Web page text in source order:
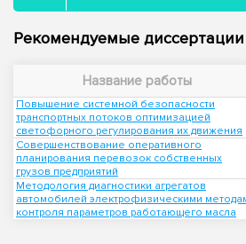
Рекомендуемые
Название работы
Повышение системной безопасности
транспортных потоков оптимизацией
светофорного регулирования их движения
Совершенствование оперативного
планирования перевозок собственных
грузов предприятий
Методология диагностики агрегатов
автомобилей электрофизическими
контроля параметров работающего масла